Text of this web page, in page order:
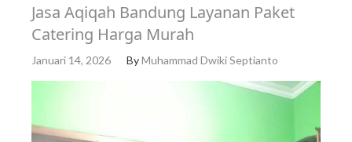
Jasa Aqiqah Bandung Layanan Paket
Catering Harga Murah
Januari 14, 2026 ByMuhammad Dwiki Septianto